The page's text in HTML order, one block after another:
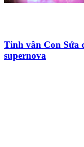
Tinh vân Con Sứa
supernova